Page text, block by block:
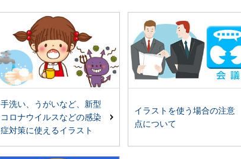
手洗い、うがいなど、新型
コロナウイルスなどの感染
症対策に使えるイラスト
イラストを使う場合の注意
点について